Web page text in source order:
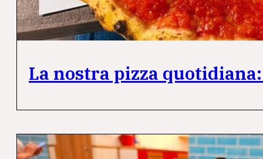
La nostra pizza